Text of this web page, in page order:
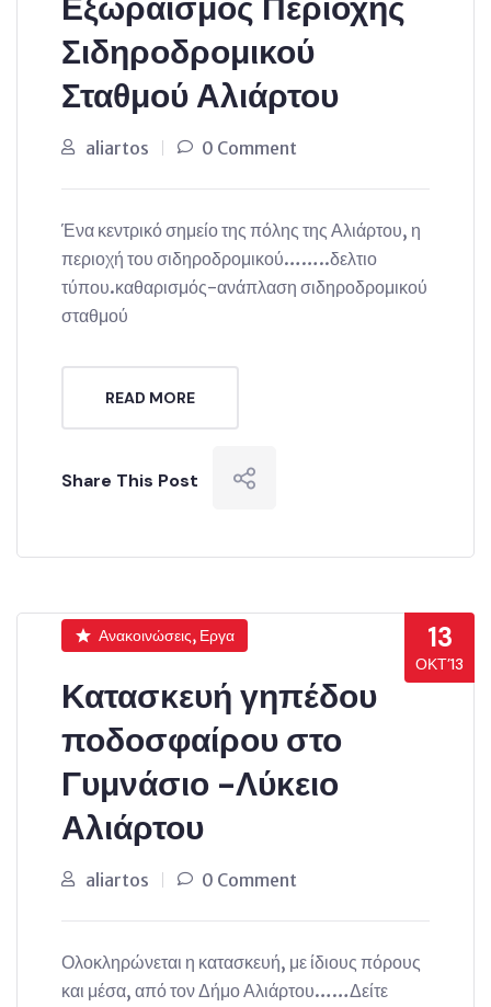
Σιδηροδρομικού
Σταθμού Αλιάρτου
aliartos 0 Comment
Ένα κεντρικό σημείο της πόλης της Αλιάρτου, η
περιοχή του σιδηροδρομικού……..δελτιο
τύπου.καθαρισμός-ανάπλαση σιδηροδρομικού
σταθμού
READ MORE
Share This Post
13
ΟΚΤ’13
Ανακοινώσεις, Εργα
Κατασκευή γηπέδου
ποδοσφαίρου στο
Γυμνάσιο -Λύκειο
Αλιάρτου
aliartos 0 Comment
Ολοκληρώνεται η κατασκευή, με ίδιους πόρους
και μέσα, από τον Δήμο Αλιάρτου……Δείτε